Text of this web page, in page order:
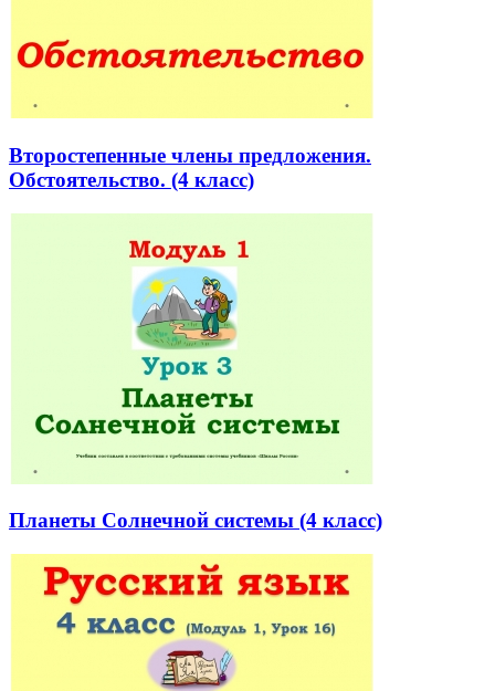
Второстепенные члены предложения.
Обстоятельство. (4 класс)
Планеты Солнечной системы (4 класс)